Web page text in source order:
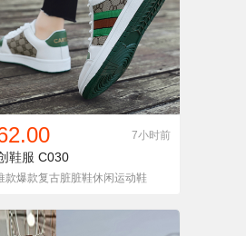
同款 加入铺货单 收藏
7小时前
鞋服 C030
款爆款复古脏脏鞋休闲运动鞋